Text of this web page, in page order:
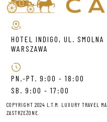
HOTEL INDIGO, UL.
WARSZAWA
PN.-PT. 9:00 - 18:00
SB. 9:00 - 17:00
COPYRIGHT 2024 L.T.M. LUXURY TRAVEL
ZASTRZEŻONE.